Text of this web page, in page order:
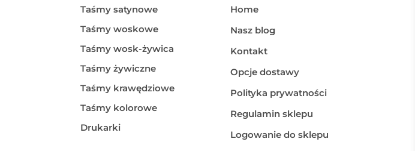
Taśmy satynowe
Taśmy woskowe
Taśmy wosk-żywica
Taśmy żywiczne
Taśmy krawędziowe
Taśmy kolorowe
Drukarki
Home
Nasz blog
Kontakt
Opcje dostawy
Polityka prywatności
Regulamin sklepu
Logowanie do sklepu